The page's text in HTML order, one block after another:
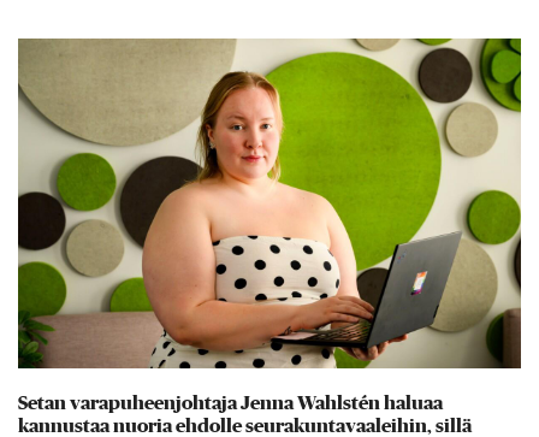
Setan varapuheenjohtaja Jenna Wahlstén haluaa
kannustaa nuoria ehdolle seurakuntavaaleihin, sillä